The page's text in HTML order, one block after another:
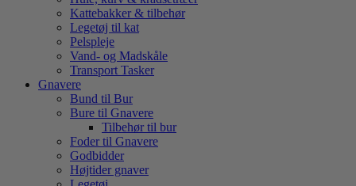
Kattebakker & tilbehør
Legetøj til kat
Pelspleje
Vand- og Madskåle
Transport Tasker
Gnavere
Bund til Bur
Bure til Gnavere
Tilbehør til bur
Foder til Gnavere
Godbidder
Højtider gnaver